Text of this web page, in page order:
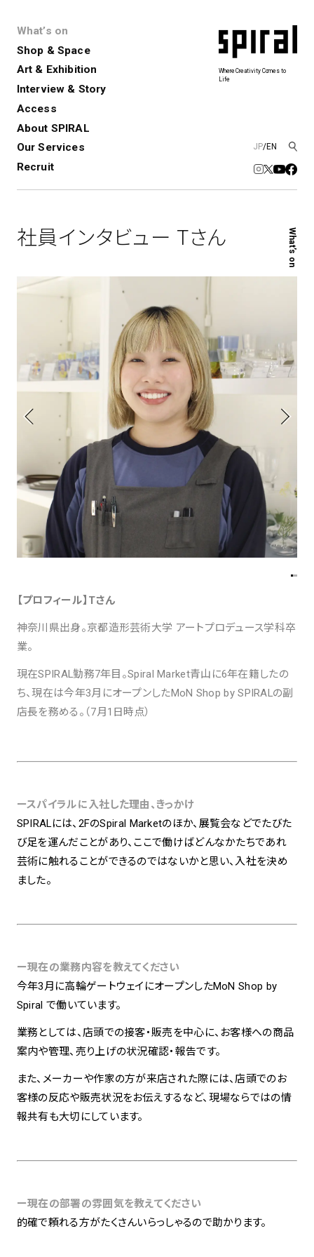
What’s on
Shop & Space
Art & Exhibition
Interview & Story
Access
About SPIRAL
Our Services
Recruit
JP/EN
Where Creativity Comes to
Life
Spiral
Spiral Market6
アトレ吉祥寺
KITTE丸の内
⼆⼦⽟川 Dogwood Plaza
横浜赤レンガ倉庫
ルクア⼤阪
Spiral Hall
Nail Salon
Spiral Nail Salon 青山
Spiral Nail Salon NEWoMan
⾼輪
naila 横浜ランドマーク
Café
Spiral Café 青山
Spiral Garden 福岡ワンビル
CAFE AALTO 新丸ビル
Store1
Spiral Rendezvous Store
グランスタ東京店
松坂屋
MoN Park Cafe by Spiral
Exhibition
展覧会やイベント
演劇やダンス、ライブ公演、イベント
Spiral Schole
スパイラルが推進するエデュケーシ
ョンプログラム
Spiral Print Collection
スパイラルが提案するオリジナルプ
リント作品
SPIRALのご紹介
Spiral Annual Report
採用情報 お問い合わせ
レンタルスペース
コンサルティング 商品開発
新卒採用
アルバイト・その他
社員インタビュー Tさん What’s on
【プロフィール】Tさん
神奈川県出身。京都造形芸術大学 アートプロデュース学科卒
業。
現在SPIRAL勤務7年目。Spiral Market青山に6年在籍したの
ち、現在は今年3月にオープンしたMoN Shop by SPIRALの副
店長を務める。（7月1日時点）
ースパイラルに入社した理由、きっかけ
SPIRALには、2FのSpiral Marketのほか、展覧会などでたびた
び足を運んだことがあり、ここで働けばどんなかたちであれ
芸術に触れることができるのではないかと思い、入社を決め
ました。
ー現在の業務内容を教えてください
今年3月に高輪ゲートウェイにオープンしたMoN Shop by
Spiral で働いています。
業務としては、店頭での接客・販売を中心に、お客様への商品
案内や管理、売り上げの状況確認・報告です。
また、メーカーや作家の方が来店された際には、店頭でのお
客様の反応や販売状況をお伝えするなど、現場ならではの情
報共有も大切にしています。
ー現在の部署の雰囲気を教えてください
的確で頼れる方がたくさんいらっしゃるので助かります。